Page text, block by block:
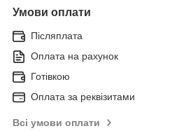
Умови оплати
Післяплата
Оплата на рахунок
Готівкою
Оплата за реквізитами
Всі умови оплати